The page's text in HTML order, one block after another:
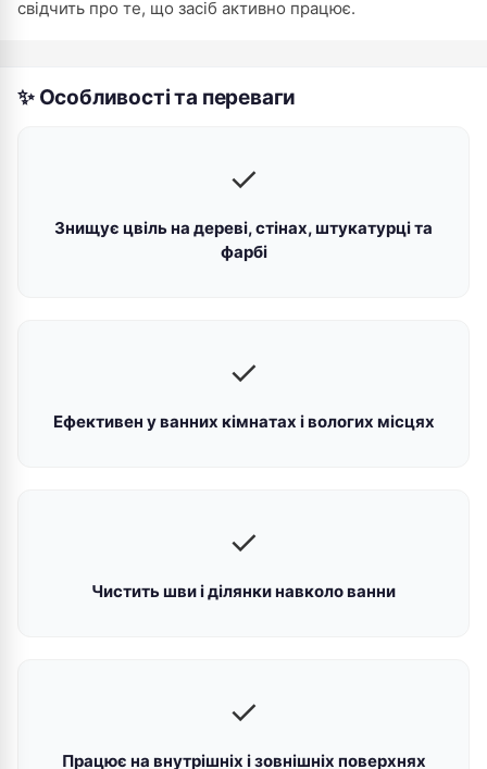
свідчить про те, що засіб активно працює.
✨ Особливості та переваги
✓
Знищує цвіль на деревi, стінах, штукатурці та
фарбі
✓
Ефективен у ванних кімнатах і вологих місцях
✓
Чистить шви і ділянки навколо ванни
✓
Працює на внутрішніх і зовнішніх поверхнях